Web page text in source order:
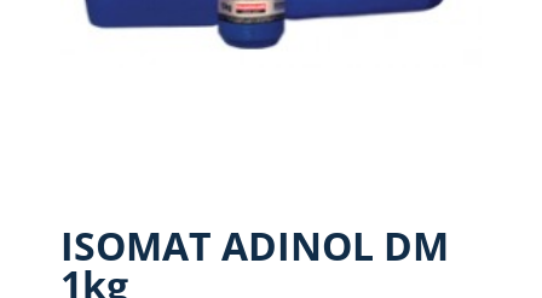
ISOMAT ADINOL DM
1kg